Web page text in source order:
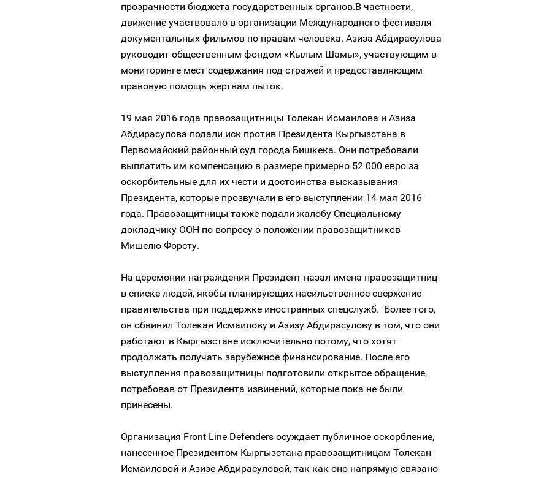
прозрачности бюджета государственных органов.В частности,
движение участвовало в организации Международного фестиваля
документальных фильмов по правам человека. Азиза Абдирасулова
руководит общественным фондом «Кылым Шамы», участвующим в
мониторинге мест содержания под стражей и предоставляющим
правовую помощь жертвам пыток.
19 мая 2016 года правозащитницы Толекан Исмаилова и Азиза
Абдирасулова подали иск против Президента Кыргызстана в
Первомайский районный суд города Бишкека. Они потребовали
выплатить им компенсацию в размере примерно 52 000 евро за
оскорбительные для их чести и достоинства высказывания
Президента, которые прозвучали в его выступлении 14 мая 2016
года. Правозащитницы также подали жалобу Специальному
докладчику ООН по вопросу о положении правозащитников
Мишелю Форсту.
На церемонии награждения Президент назал имена правозащитниц
в списке людей, якобы планирующих насильственное свержение
правительства при поддержке иностранных спецслужб. Более того,
он обвинил Толекан Исмаилову и Азизу Абдирасулову в том, что они
работают в Кыргызстане исключительно потому, что хотят
продолжать получать зарубежное финансирование. После его
выступления правозащитницы подготовили открытое обращение,
потребовав от Президента извинений, которые пока не были
принесены.
Организация Front Line Defenders осуждает публичное оскорбление,
нанесенное Президентом Кыргызстана правозащитницам Толекан
Исмаиловой и Азизе Абдирасуловой, так как оно напрямую связано